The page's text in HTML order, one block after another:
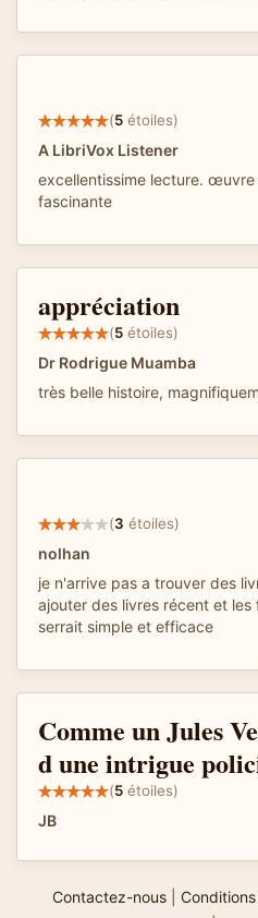
(5 étoiles)
A LibriVox Listener
excellentissime lecture. œuvre
fascinante
appréciation
(5 étoiles)
Dr Rodrigue Muamba
très belle histoire,
(3 étoiles)
nolhan
je n'arrive pas a trouver des
ajouter des livres récent et les
serrait simple et efficace
Comme un Jules
d une intrigue
(5 étoiles)
JB
Contactez-nous| Conditions